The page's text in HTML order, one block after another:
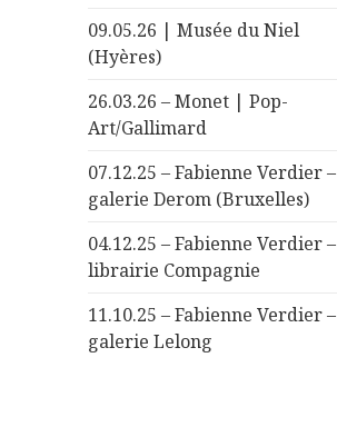
09.05.26 | Musée du Niel
(Hyères)
26.03.26 – Monet | Pop-
Art/Gallimard
07.12.25 – Fabienne Verdier –
galerie Derom (Bruxelles)
04.12.25 – Fabienne Verdier –
librairie Compagnie
11.10.25 – Fabienne Verdier –
galerie Lelong